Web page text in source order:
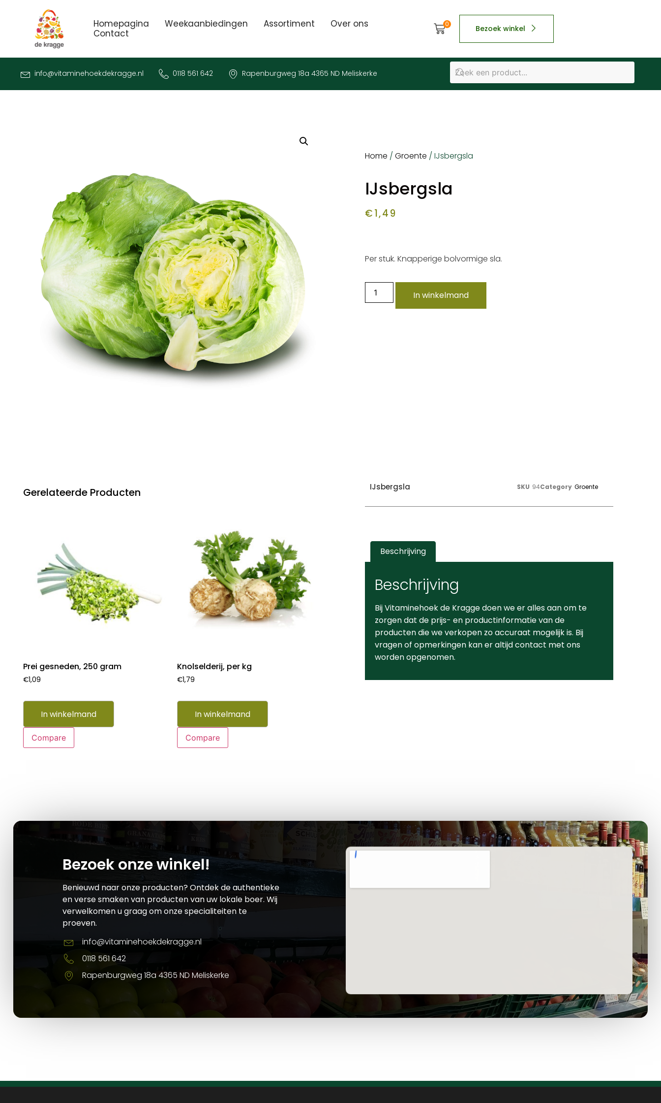
Homepagina Weekaanbiedingen Assortiment
Over ons
Contact
0 Bezoek winkel
info@vitaminehoekdekragge.nl 0118 561 642 Rapenburgweg 18a 4365 ND Meliskerke
Home /Groente / IJsbergsla
IJsbergsla
€1,49
Per stuk. Knapperige bolvormige sla.
In winkelmand
Gerelateerde Producten
Prei gesneden, 250 gram
€1,09
In winkelmand
Compare
Knolselderij, per kg
€1,79
In winkelmand
Compare
IJsbergsla SKU 94Category Groente
Beschrijving
Beschrijving
Bij Vitaminehoek de Kragge doen we er alles aan om te
zorgen dat de prijs- en productinformatie van de
producten die we verkopen zo accuraat mogelijk is. Bij
vragen of opmerkingen kan er altijd contact met ons
worden opgenomen.
Bezoek onze winkel!
Benieuwd naar onze producten? Ontdek de authentieke
en verse smaken van producten van uw lokale boer. Wij
verwelkomen u graag om onze specialiteiten te
proeven.
info@vitaminehoekdekragge.nl
0118 561 642
Rapenburgweg 18a 4365 ND Meliskerke